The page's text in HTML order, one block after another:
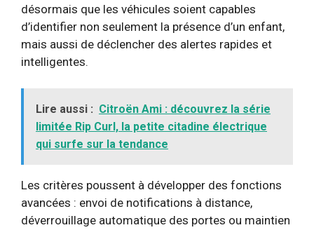
désormais que les véhicules soient capables
d’identifier non seulement la présence d’un enfant,
mais aussi de déclencher des alertes rapides et
intelligentes.
Lire aussi : Citroën Ami : découvrez la série
limitée Rip Curl, la petite citadine électrique
qui surfe sur la tendance
Les critères poussent à développer des fonctions
avancées : envoi de notifications à distance,
déverrouillage automatique des portes ou maintien